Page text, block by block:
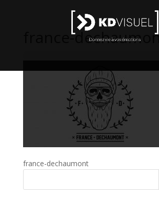
france-dechaumont
france-dechaumont